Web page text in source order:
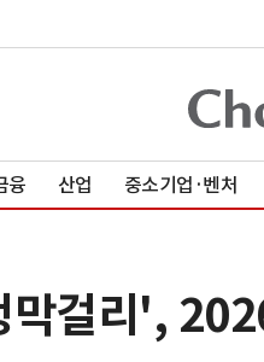
융 산업 중소기업·벤처
걸리',